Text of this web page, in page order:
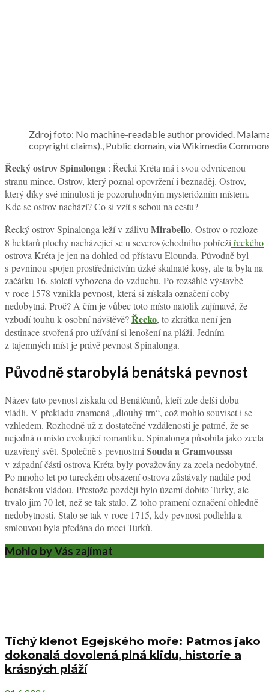
Zdroj foto: No machine-readable author provided.
copyright claims)., Public domain, via
Řecký ostrov Spinalonga : Řecká Kréta má i svou odvrácenou
stranu mince. Ostrov, který poznal opovržení i beznaděj. Ostrov,
který díky své minulosti je pozoruhodným mysteriózním místem.
Kde se ostrov nachází? Co si vzít s sebou na cestu?
Řecký ostrov Spinalonga leží v zálivu Mirabello. Ostrov o rozloze
8 hektarů plochy nacházející se u severovýchodního pobřežířeckého
ostrova Kréta je jen na dohled od přístavu Elounda. Původně byl
s pevninou spojen prostřednictvím úzké skalnaté kosy, ale ta byla na
začátku 16. století vyhozena do vzduchu. Po rozsáhlé výstavbě
v roce 1578 vznikla pevnost, která si získala označení coby
nedobytná. Proč? A čím je vůbec toto místo natolik zajímavé, že
vzbudí touhu k osobní návštěvě?Řecko, to zkrátka není jen
destinace stvořená pro užívání si lenošení na pláži. Jedním
z tajemných míst je právě pevnost Spinalonga.
Původně starobylá benátská pevnost
Název tato pevnost získala od Benátčanů, kteří zde delší dobu
vládli. V překladu znamená „dlouhý trn“, což mohlo souviset i se
vzhledem. Rozhodně už z dostatečné vzdálenosti je patrné, že se
nejedná o místo evokující romantiku. Spinalonga působila jako zcela
uzavřený svět. Společně s pevnostmi Souda a Gramvoussa
v západní části ostrova Kréta byly považovány za zcela nedobytné.
Po mnoho let po tureckém obsazení ostrova zůstávaly nadále pod
benátskou vládou. Přestože později bylo území dobito Turky, ale
trvalo jim 70 let, než se tak stalo. Z toho pramení označení ohledně
nedobytnosti. Stalo se tak v roce 1715, kdy pevnost podlehla a
smlouvou byla předána do moci Turků.
Mohlo by Vás zajímat
Tichý klenot Egejského moře: Patmos jako
dokonalá dovolená plná klidu, historie a
krásných pláží